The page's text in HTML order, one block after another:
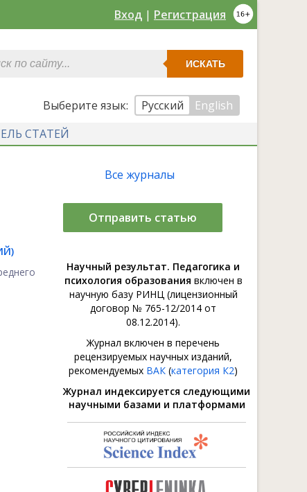
Вход | Регистрация
ИСКАТЬ
Выберите язык: Русский
English
СТАТЕЙ
Все журналы
Отправить статью
Научный результат. Педагогика и
психология образования включен в
научную базу РИНЦ (лицензионный
договор № 765-12/2014 от
08.12.2014).
Журнал включен в перечень
рецензируемых научных изданий,
рекомендуемых ВАК (категория К2)
Журнал индексируется следующими
научными базами и платформами